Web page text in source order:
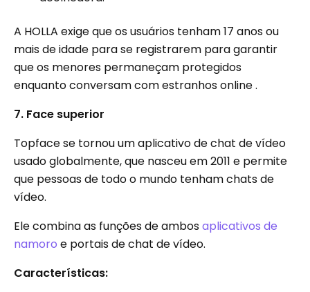
A HOLLA exige que os usuários tenham 17 anos ou
mais de idade para se registrarem para garantir
que os menores permaneçam protegidos
enquanto conversam com estranhos online .
7. Face superior
Topface se tornou um aplicativo de chat de vídeo
usado globalmente, que nasceu em 2011 e permite
que pessoas de todo o mundo tenham chats de
vídeo.
Ele combina as funções de ambosaplicativos de
namoro e portais de chat de vídeo.
Características: